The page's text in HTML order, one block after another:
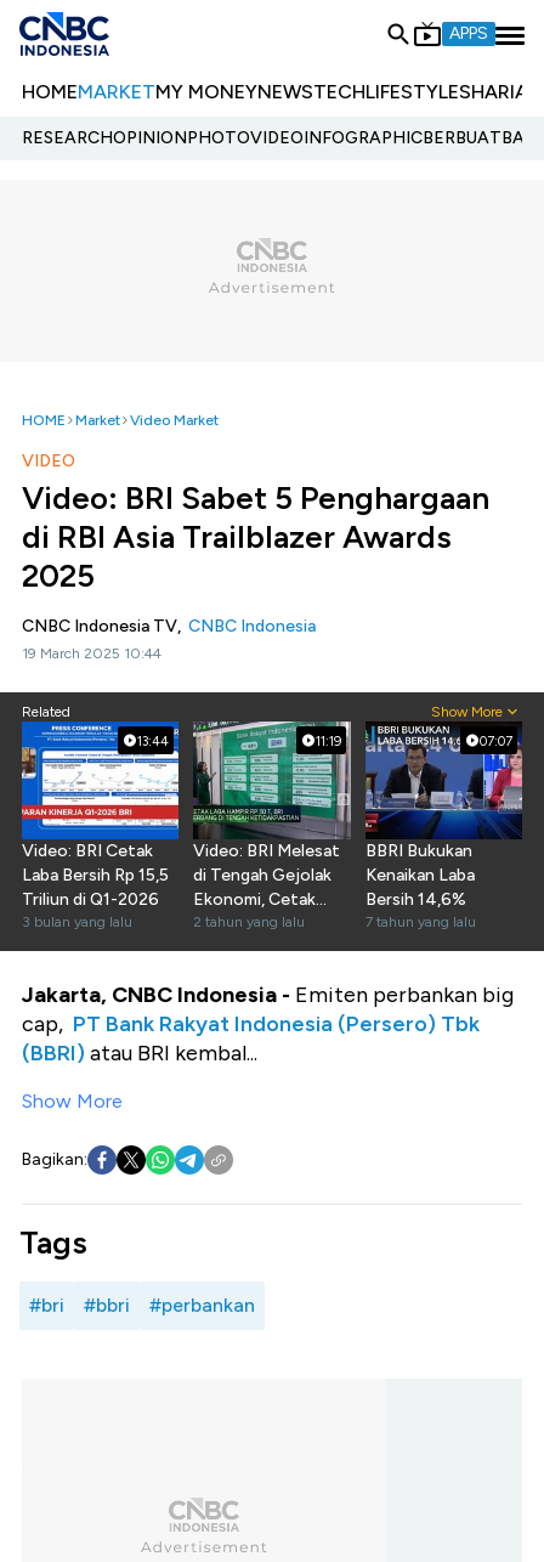
APPS
HOMEMARKETMY MONEYNEWSTECHLIFESTYLESHARIA
RESEARCHOPINIONPHOTOVIDEOINFOGRAPHIC
HOME Market Video Market
VIDEO
Video: BRI Sabet 5 Penghargaan
di RBI Asia Trailblazer Awards
2025
CNBC Indonesia TV, CNBC Indonesia
19 March 2025 10:44
Related Show More
13:44
Video: BRI Cetak
Laba Bersih Rp 15,5
Triliun di Q1-2026
3 bulan yang lalu
11:19
Video: BRI Melesat
di Tengah Gejolak
Ekonomi, Cetak
Laba Hampir Rp30 T
2 tahun yang lalu
07:07
BBRI Bukukan
Kenaikan Laba
Bersih 14,6%
7 tahun yang lalu
Jakarta, CNBC Indonesia - Emiten perbankan big
cap, PT Bank Rakyat Indonesia (Persero) Tbk
(BBRI) atau BRI kembal...
Show More
Bagikan:
Tags
#bri #bbri #perbankan